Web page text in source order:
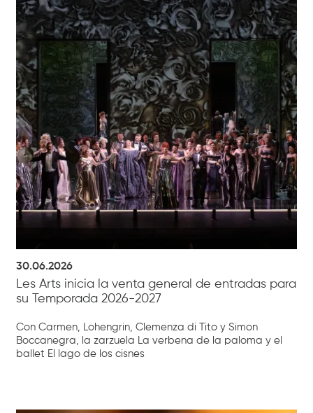
30.06.2026
Les Arts inicia la venta general de entradas para
su Temporada 2026-2027
Con Carmen, Lohengrin, Clemenza di Tito y Simon
Boccanegra, la zarzuela La verbena de la paloma y el
ballet El lago de los cisnes